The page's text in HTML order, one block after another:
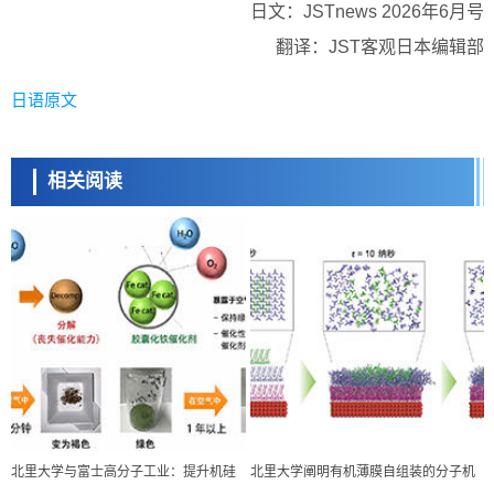
日文：JSTnews 2026年6月号
翻译：JST客观日本编辑部
日语原文
相关阅读
北里大学与富士高分子工业：提升机硅
北里大学阐明有机薄膜自组装的分子机